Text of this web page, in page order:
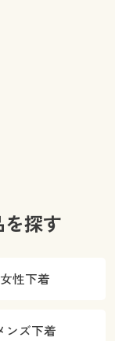
探す
女性下着
ンズ下着